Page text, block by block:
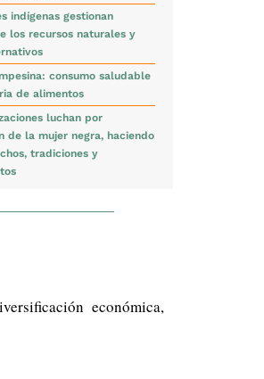
indígenas gestionan
los recursos naturales y
consumo saludable
de alimentos
luchan por
de la mujer negra, haciendo
tradiciones y
económica,